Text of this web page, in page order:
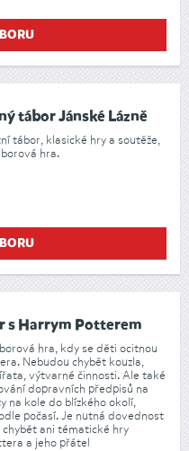
tábor Jánské Lázně
tábor, klasické hry a soutěže,
hra.
s Harrym Potterem
hra, kdy se děti ocitnou
Nebudou chybět kouzla,
výtvarné činnosti. Ale také
dopravních předpisů na
na kole do blízkého okolí,
počasí. Je nutná dovednost
chybět ani tématické hry
a jeho přátel